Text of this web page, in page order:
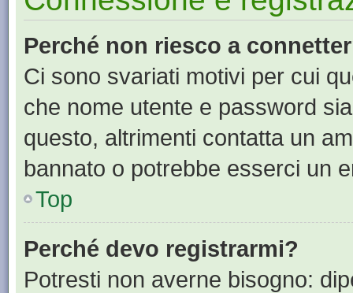
Perché non riesco a
Ci sono svariati motivi per cui
che nome utente e password
questo, altrimenti contatta un
bannato o potrebbe esserci un
Top
Perché devo registrarmi?
Potresti non averne bisogno: